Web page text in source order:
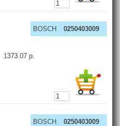
BOSCH
0250403009
1373.07 р.
BOSCH
0250403009